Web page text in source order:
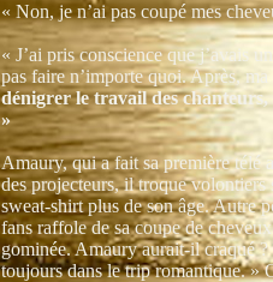
« Non, je n’ai pas coupé mes
« J’ai pris conscience que j’avais
pas faire n’importe quoi. Après,
dénigrer le travail des chanteurs,
»
Amaury, qui a fait sa première télé
des projecteurs, il troque volontiers
sweat-shirt plus de son âge. Autre
fans raffole de sa coupe de
gominée. Amaury aurait-il craqué ?
toujours dans le trip romantique. »